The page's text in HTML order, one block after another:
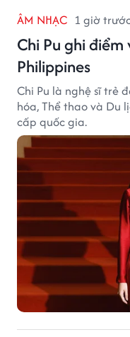
ÂM NHẠC 1 giờ
Chi Pu ghi
Philippines
Chi Pu là nghệ sĩ trẻ
hóa, Thể thao và Du
cấp quốc gia.